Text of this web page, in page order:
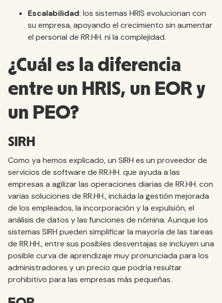
Escalabilidad: los sistemas HRIS evolucionan con
su empresa, apoyando el crecimiento sin aumentar
el personal de RR.HH. ni la complejidad.
¿Cuál es la diferencia
entre un HRIS, un EOR y
un PEO?
SIRH
Como ya hemos explicado, un SIRH es un proveedor de
servicios de software de RR.HH. que ayuda a las
empresas a agilizar las operaciones diarias de RR.HH. con
varias soluciones de RR.HH., incluida la gestión mejorada
de los empleados, la incorporación y la expulsión, el
análisis de datos y las funciones de nómina. Aunque los
sistemas SIRH pueden simplificar la mayoría de las tareas
de RR.HH., entre sus posibles desventajas se incluyen una
posible curva de aprendizaje muy pronunciada para los
administradores y un precio que podría resultar
prohibitivo para las empresas más pequeñas.